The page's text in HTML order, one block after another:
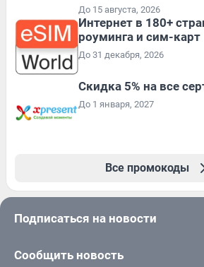
До 15 августа, 2026
Интернет в 180+
роуминга и сим-карт
До 31 декабря, 2026
Скидка 5% на все
До 1 января, 2027
Все промокоды
Подписаться на новости
Сообщить новость